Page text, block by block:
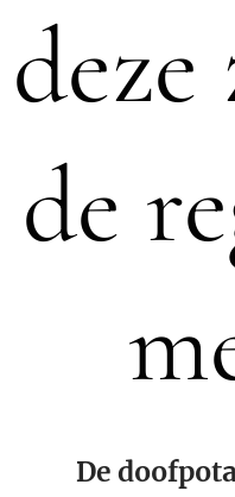
de
De